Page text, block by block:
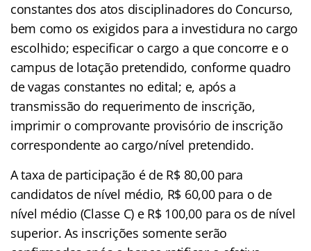
constantes dos atos disciplinadores do Concurso,
bem como os exigidos para a investidura no cargo
escolhido; especificar o cargo a que concorre e o
campus de lotação pretendido, conforme quadro
de vagas constantes no edital; e, após a
transmissão do requerimento de inscrição,
imprimir o comprovante provisório de inscrição
correspondente ao cargo/nível pretendido.
A taxa de participação é de R$ 80,00 para
candidatos de nível médio, R$ 60,00 para o de
nível médio (Classe C) e R$ 100,00 para os de nível
superior. As inscrições somente serão